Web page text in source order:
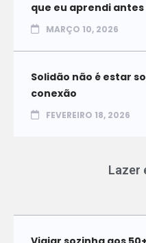
que eu aprendi
MARÇO 10, 2026
Solidão não é estar
conexão
FEVEREIRO 18, 2026
Lazer